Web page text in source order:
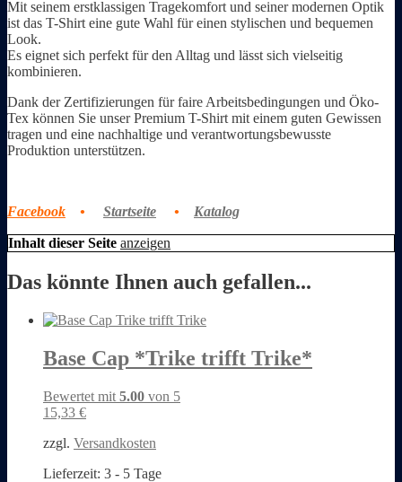
Mit seinem erstklassigen Tragekomfort und seiner modernen Optik
ist das T-Shirt eine gute Wahl für einen stylischen und bequemen
Look.
Es eignet sich perfekt für den Alltag und lässt sich vielseitig
kombinieren.
Dank der Zertifizierungen für faire Arbeitsbedingungen und Öko-
Tex können Sie unser Premium T-Shirt mit einem guten Gewissen
tragen und eine nachhaltige und verantwortungsbewusste
Produktion unterstützen.
Facebook • Startseite • Katalog
Inhalt dieser Seite anzeigen
Das könnte Ihnen auch gefallen...
Base Cap *Trike trifft Trike*
Bewertet mit 5.00 von 5
15,33 €
zzgl. Versandkosten
Lieferzeit: 3 - 5 Tage